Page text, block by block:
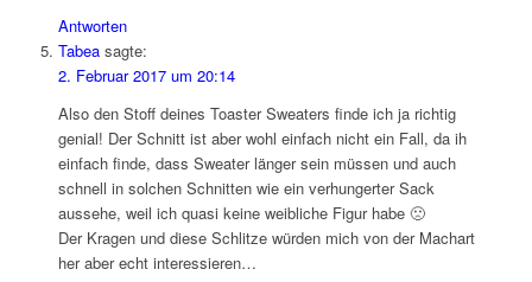
Antworten
Tabea sagte:
2. Februar 2017 um 20:14
Also den Stoff deines Toaster Sweaters finde ich ja richtig
genial! Der Schnitt ist aber wohl einfach nicht ein Fall, da ih
einfach finde, dass Sweater länger sein müssen und auch
schnell in solchen Schnitten wie ein verhungerter Sack
aussehe, weil ich quasi keine weibliche Figur habe 🙁
Der Kragen und diese Schlitze würden mich von der Machart
her aber echt interessieren…